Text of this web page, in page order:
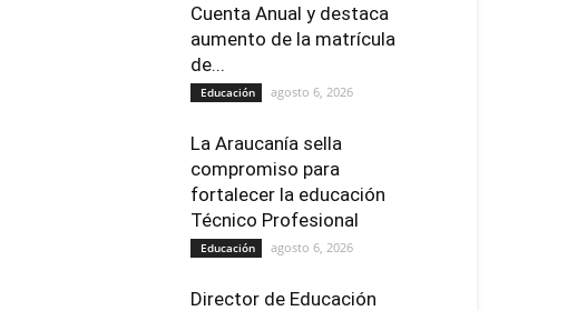
Cuenta Anual y destaca
aumento de la matrícula
de...
Educación agosto 6, 2026
La Araucanía sella
compromiso para
fortalecer la educación
Técnico Profesional
Educación agosto 6, 2026
Director de Educación